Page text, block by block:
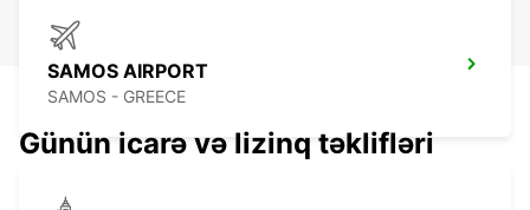
SAMOS AIRPORT
SAMOS - GREECE
Günün icarə və lizinq təklifləri